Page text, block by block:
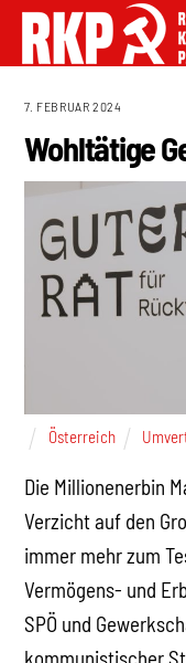
7. FEBRUAR 2024
Wohltätige
Österreich
Die Millionenerbin
Verzicht auf den
immer mehr zum
Vermögens- und
SPÖ und
kommunistischer